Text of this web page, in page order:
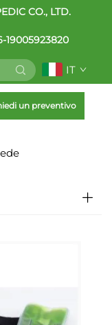
CO., LTD.
19005923820
IT
un preventivo